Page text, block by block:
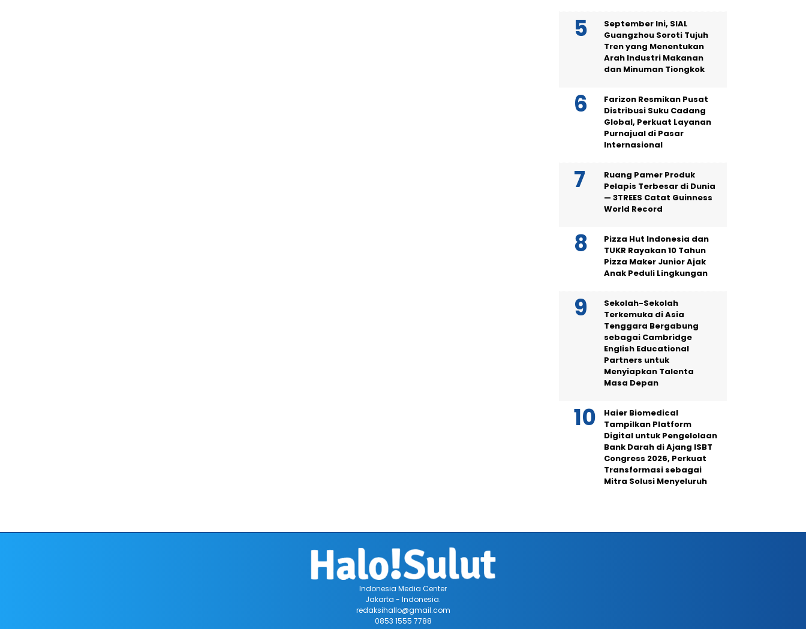
September Ini, SIAL
Guangzhou Soroti Tujuh
Tren yang Menentukan
Arah Industri Makanan
dan Minuman Tiongkok
Farizon Resmikan Pusat
Distribusi Suku Cadang
Global, Perkuat Layanan
Purnajual di Pasar
Internasional
Ruang Pamer Produk
Pelapis Terbesar di Dunia
— 3TREES Catat Guinness
World Record
Pizza Hut Indonesia dan
TUKR Rayakan 10 Tahun
Pizza Maker Junior Ajak
Anak Peduli Lingkungan
Sekolah-Sekolah
Terkemuka di Asia
Tenggara Bergabung
sebagai Cambridge
English Educational
Partners untuk
Menyiapkan Talenta
Masa Depan
Haier Biomedical
Tampilkan Platform
Digital untuk Pengelolaan
Bank Darah di Ajang ISBT
Congress 2026, Perkuat
Transformasi sebagai
Mitra Solusi Menyeluruh
Indonesia Media Center
Jakarta - Indonesia.
redaksihallo@gmail.com
0853 1555 7788